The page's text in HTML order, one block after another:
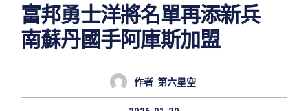
富邦勇士洋將名單再添新兵
南蘇丹國手阿庫斯加盟
作者 第六星空